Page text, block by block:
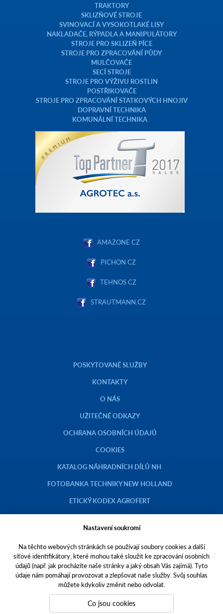
TRAKTORY
SKLIZŇOVÉ STROJE
SVINOVACÍ A VYSOKOTLAKÉ LISY
NAKLADAČE, RÝPADLA A MANIPULÁTORY
STROJE PRO SKLIZEŇ PÍCE
STROJE PRO ZPRACOVÁNÍ PŮDY
MULČOVAČE
SECÍ STROJE
STROJE PRO VÝŽIVU ROSTLIN
POSTŘIKOVAČE
STROJE PRO ZPRACOVÁNÍ STATKOVÝCH HNOJIV
DOPRAVNÍ TECHNIKA
KOMUNÁLNÍ TECHNIKA
AMAZONE CZ
PICHON CZ
TEHNOS CZ
STRAUTMANN.CZ
POSKYTOVANÉ SLUŽBY
KONTAKTY
O NÁS
UŽITEČNÉ ODKAZY
OCHRANA OSOBNÍCH ÚDAJŮ
COOKIES
KATALOG NÁHRADNÍCH DÍLŮ NH
FOTOBANKA TECHNIKY NEW HOLLAND
ETICKÝ KODEX AGROFERT
Copyright © 2023 AGROTEC a.s.
Toto jsou internetové stránky společnosti AGROTEC a. s., se sídlem v
Hustopečích, Brněnská 74, PSČ 69301, IČO 00544957,
zapsané v OR vedeném Krajským soudem v Brně, oddíl B, vložka 138.
Společnost AGROTEC a.s. je členem koncernu AGROFERT řízeného
společností AGROFERT, a.s.,
Nastavení soukromí
Na těchto webových stránkách se používají soubory cookies a další
síťové identifikátory, které mohou také sloužit ke zpracování osobních
údajů (např. jak procházíte naše stránky a jaký obsah Vás zajímá). Tyto
údaje nám pomáhají provozovat a zlepšovat naše služby. Svůj souhlas
můžete kdykoliv změnit nebo odvolat.
Co jsou cookies